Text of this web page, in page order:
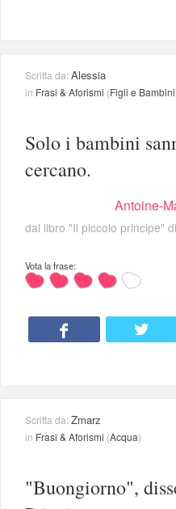
Scritta da:Alessia
in Frasi & Aforismi (Figli e Bambini
Solo i bambini
cercano.
Antoine-
dal libro "Il piccolo principe" di
Vota la frase:
Scritta da:Zmarz
in Frasi & Aforismi (Acqua)
"Buongiorno",